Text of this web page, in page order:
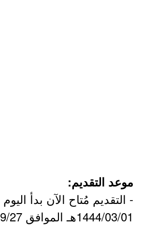
موعد التقديم:
- التقديم مُتاح الآن بدأ اليوم
1444/03/01هـ الموافق 2022/09/27م.